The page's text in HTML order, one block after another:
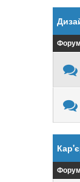
Форум
Форум